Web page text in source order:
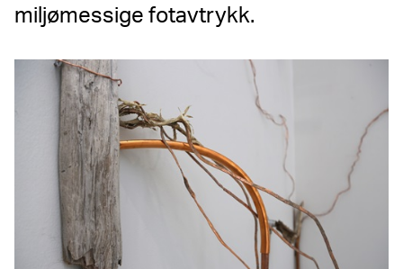
miljømessige fotavtrykk.